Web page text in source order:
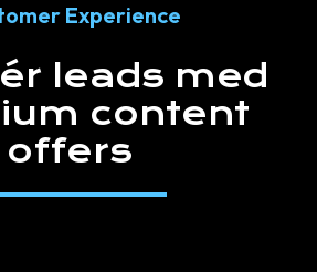
Experience
leads med
content
offers